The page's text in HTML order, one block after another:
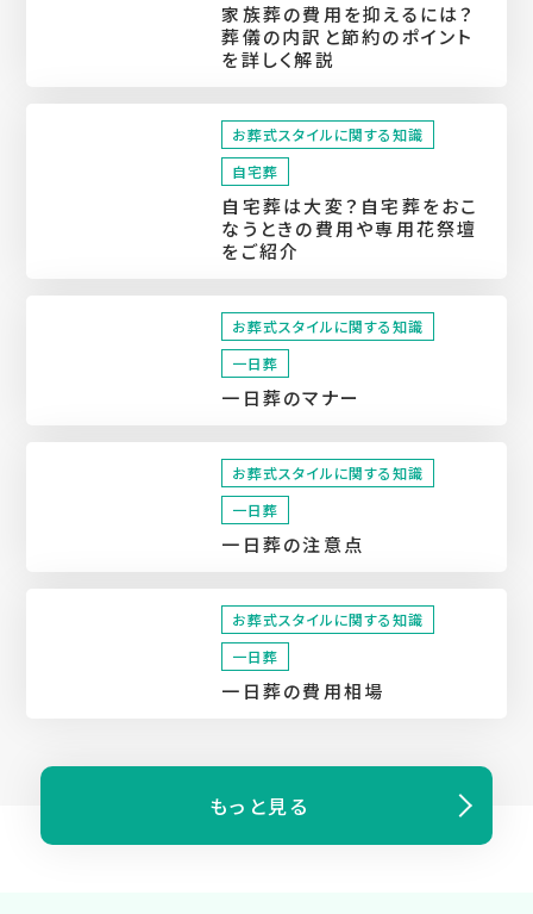
家族葬の費用を抑えるには？
葬儀の内訳と節約のポイント
を詳しく解説
お葬式スタイルに関する知識
自宅葬
自宅葬は大変？自宅葬をおこ
なうときの費用や専用花祭壇
をご紹介
お葬式スタイルに関する知識
一日葬
一日葬のマナー
お葬式スタイルに関する知識
一日葬
一日葬の注意点
お葬式スタイルに関する知識
一日葬
一日葬の費用相場
もっと⾒る